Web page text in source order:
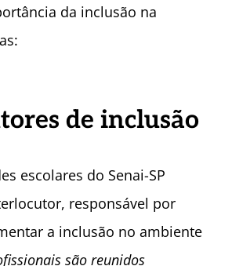
da inclusão na
de inclusão
escolares do Senai-SP
responsável por
a inclusão no ambiente
são reunidos